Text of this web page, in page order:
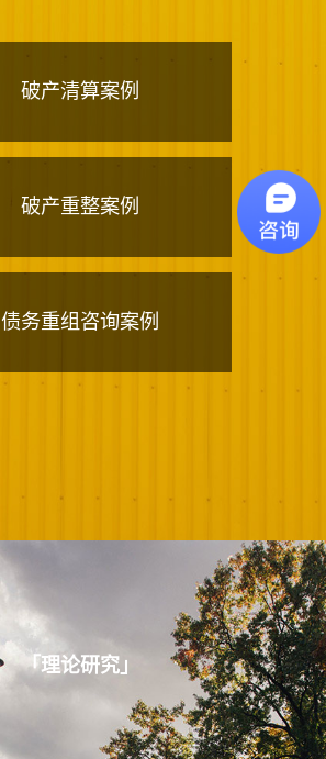
破产清算案例
破产重整案例
债务重组咨询案例
「理论研究 」